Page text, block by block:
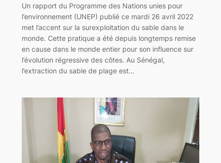
Un rapport du Programme des Nations unies pour
l’environnement (UNEP) publié ce mardi 26 avril 2022
met l’accent sur la surexploitation du sable dans le
monde. Cette pratique a été depuis longtemps remise
en cause dans le monde entier pour son influence sur
l’évolution régressive des côtes. Au Sénégal,
l’extraction du sable de plage est…